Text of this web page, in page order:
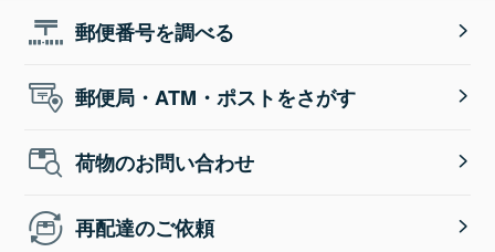
郵便番号を調べる
郵便局・ATM・ポストをさがす
荷物のお問い合わせ
再配達のご依頼